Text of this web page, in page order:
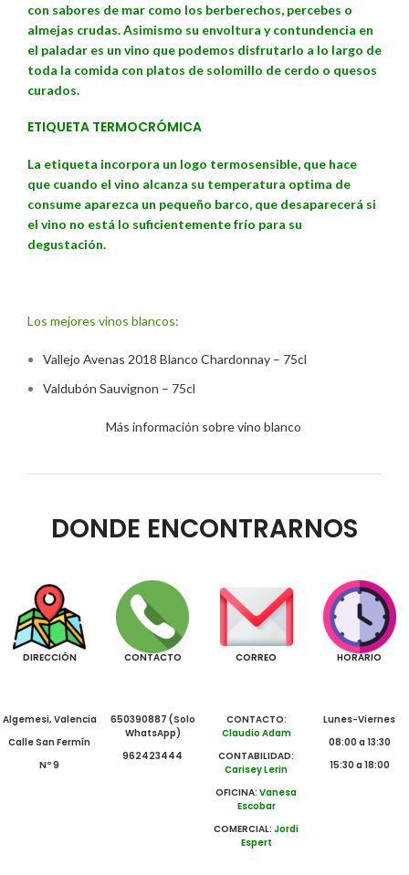
con sabores de mar como los berberechos, percebes o
almejas crudas. Asimismo su envoltura y contundencia en
el paladar es un vino que podemos disfrutarlo a lo largo de
toda la comida con platos de solomillo de cerdo o quesos
curados.
ETIQUETA TERMOCRÓMICA
La etiqueta incorpora un logo termosensible, que hace
que cuando el vino alcanza su temperatura optima de
consume aparezca un pequeño barco, que desaparecerá si
el vino no está lo suficientemente frío para su
degustación.
Los mejores vinos blancos:
Vallejo Avenas 2018 Blanco Chardonnay – 75cl
Valdubón Sauvignon – 75cl
Más información sobre vino blanco
DONDE ENCONTRARNOS
DIRECCIÓN
Algemesi, Valencia
Calle San Fermín
Nº 9
CONTACTO
650390887 (Solo
WhatsApp)
962423444
CORREO
CONTACTO:
Claudio Adam
CONTABILIDAD:
Carisey Lerin
OFICINA:Vanesa
Escobar
COMERCIAL:Jordi
Espert
HORARIO
Lunes-Viernes
08:00 a 13:30
15:30 a 18:00